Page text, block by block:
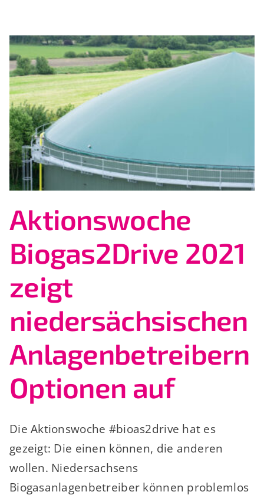
Aktionswoche
Biogas2Drive 2021
zeigt
niedersächsischen
Anlagenbetreibern
Optionen auf
Die Aktionswoche #bioas2drive hat es
gezeigt: Die einen können, die anderen
wollen. Niedersachsens
Biogasanlagenbetreiber können problemlos